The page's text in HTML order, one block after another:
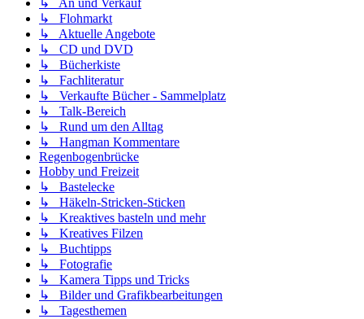
↳ An und Verkauf
↳ Flohmarkt
↳ Aktuelle Angebote
↳ CD und DVD
↳ Bücherkiste
↳ Fachliteratur
↳ Verkaufte Bücher - Sammelplatz
↳ Talk-Bereich
↳ Rund um den Alltag
↳ Hangman Kommentare
Regenbogenbrücke
Hobby und Freizeit
↳ Bastelecke
↳ Häkeln-Stricken-Sticken
↳ Kreaktives basteln und mehr
↳ Kreatives Filzen
↳ Buchtipps
↳ Fotografie
↳ Kamera Tipps und Tricks
↳ Bilder und Grafikbearbeitungen
↳ Tagesthemen